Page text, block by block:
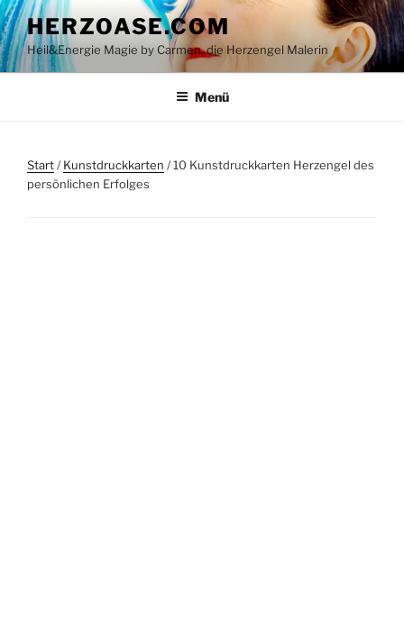
Zum
Inhalt
springen
HERZOASE.COM
Heil&Energie Magie by Carmen, die Herzengel Malerin
Menü
Start/Kunstdruckkarten / 10 Kunstdruckkarten Herzengel des
persönlichen Erfolges